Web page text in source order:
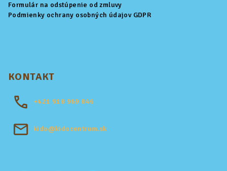
Formulár na odstúpenie od zmluvy
Podmienky ochrany osobných údajov GDPR
KONTAKT
+421 918 969 846
kido@kidocentrum.sk